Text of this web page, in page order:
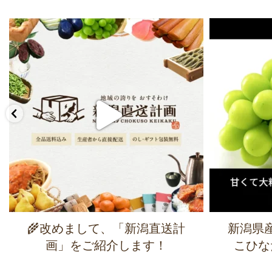
🌾改めまして、「新潟直送計
画」をご紹介します！
新潟県
こひ